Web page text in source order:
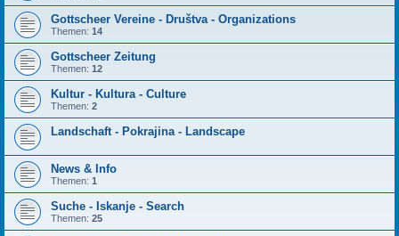
Gottscheer Vereine - Društva - Organizations
Themen: 14
Gottscheer Zeitung
Themen: 12
Kultur - Kultura - Culture
Themen: 2
Landschaft - Pokrajina - Landscape
News & Info
Themen: 1
Suche - Iskanje - Search
Themen: 25